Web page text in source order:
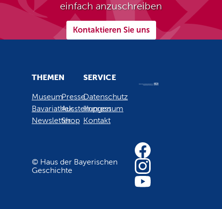
einfach anzuschreiben
Kontaktieren Sie uns
THEMEN
Museum
Bavariathek
Newsletter
Presse
Ausstellungen
Shop
SERVICE
Datenschutz
Impressum
Kontakt
© Haus der Bayerischen
Geschichte